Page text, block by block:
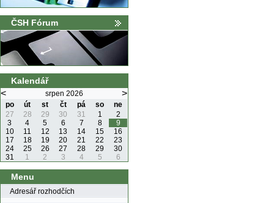
ČSH Fórum
Kalendář
< srpen 2026 >
po út st čt pá so
ne
27
28 29 30 31 1
2
3
4 5 6 7 8
9
10
11 12 13 14 15
16
17
18 19 20 21 22
23
24
25 26 27 28 29
30
31
1 2 3 4 5 6
Menu
Adresář rozhodčích